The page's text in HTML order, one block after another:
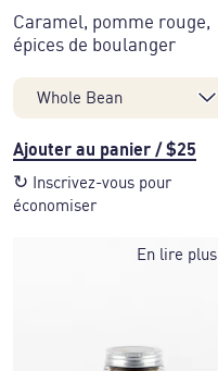
Caramel, pomme rouge,
épices de boulanger
Ajouter au panier / $25
↻
Inscrivez-vous pour
économiser
En lire plus